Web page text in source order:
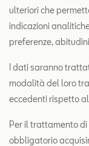
ulteriori che
indicazioni
preferenze,
I dati saranno
modalità del loro
eccedenti rispetto
Per il trattamento
obbligatorio